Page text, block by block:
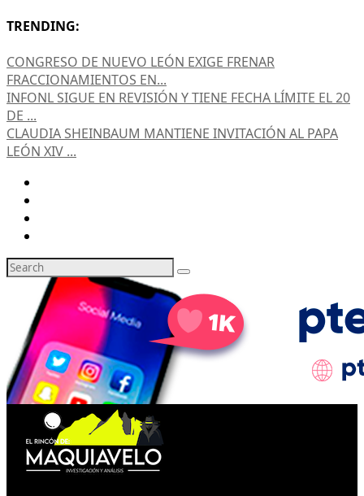
TRENDING:
CONGRESO DE NUEVO LEÓN EXIGE FRENAR
FRACCIONAMIENTOS EN...
INFONL SIGUE EN REVISIÓN Y TIENE FECHA LÍMITE EL 20
DE ...
CLAUDIA SHEINBAUM MANTIENE INVITACIÓN AL PAPA
LEÓN XIV ...